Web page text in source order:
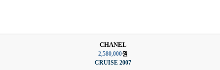
CHANEL
2,580,000원
CRUISE 2007